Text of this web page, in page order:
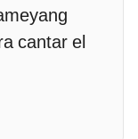
cantar el